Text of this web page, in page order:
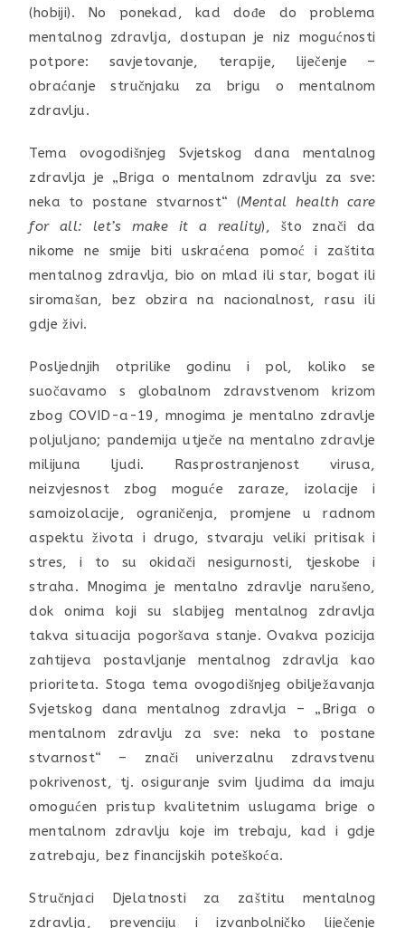
(hobiji). No ponekad, kad dođe do problema
mentalnog zdravlja, dostupan je niz mogućnosti
potpore: savjetovanje, terapije, liječenje –
obraćanje stručnjaku za brigu o mentalnom
zdravlju.
Tema ovogodišnjeg Svjetskog dana mentalnog
zdravlja je „Briga o mentalnom zdravlju za sve:
neka to postane stvarnost“ (Mental health care
for all: let’s make it a reality), što znači da
nikome ne smije biti uskraćena pomoć i zaštita
mentalnog zdravlja, bio on mlad ili star, bogat ili
siromašan, bez obzira na nacionalnost, rasu ili
gdje živi.
Posljednjih otprilike godinu i pol, koliko se
suočavamo s globalnom zdravstvenom krizom
zbog COVID-a-19, mnogima je mentalno zdravlje
poljuljano; pandemija utječe na mentalno zdravlje
milijuna ljudi. Rasprostranjenost virusa,
neizvjesnost zbog moguće zaraze, izolacije i
samoizolacije, ograničenja, promjene u radnom
aspektu života i drugo, stvaraju veliki pritisak i
stres, i to su okidači nesigurnosti, tjeskobe i
straha. Mnogima je mentalno zdravlje narušeno,
dok onima koji su slabijeg mentalnog zdravlja
takva situacija pogoršava stanje. Ovakva pozicija
zahtijeva postavljanje mentalnog zdravlja kao
prioriteta. Stoga tema ovogodišnjeg obilježavanja
Svjetskog dana mentalnog zdravlja – „Briga o
mentalnom zdravlju za sve: neka to postane
stvarnost“ – znači univerzalnu zdravstvenu
pokrivenost, tj. osiguranje svim ljudima da imaju
omogućen pristup kvalitetnim uslugama brige o
mentalnom zdravlju koje im trebaju, kad i gdje
zatrebaju, bez financijskih poteškoća.
Stručnjaci Djelatnosti za zaštitu mentalnog
zdravlja, prevenciju i izvanbolničko liječenje